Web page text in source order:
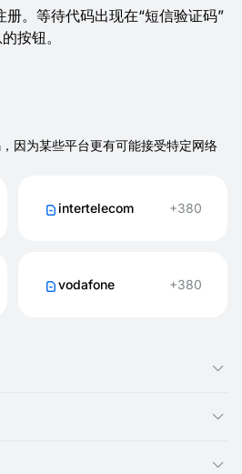
。等待代码出现在“短信验证码”
按钮。
因为某些平台更有可能接受特定网络
intertelecom +380
vodafone +380